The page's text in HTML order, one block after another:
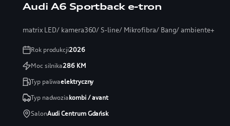
Audi A6 Sportback e-tron
matrix LED/ kamera360/ S-line/ Mikrofibra/ Bang/ ambiente+
Rok produkcji2026
Moc silnika286KM
Typ paliwaelektryczny
Typ nadwoziakombi / avant
SalonAudi Centrum Gdańsk